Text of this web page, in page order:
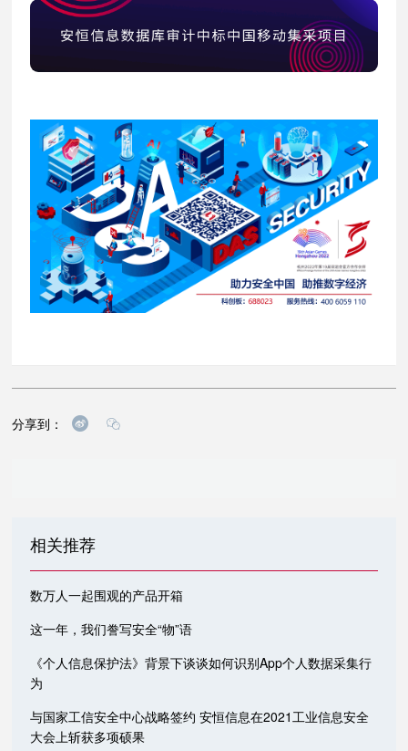
分享到：
相关推荐
数万人一起围观的产品开箱
这一年，我们誊写安全“物”语
《个人信息保护法》背景下谈谈如何识别App个人数据采集行
为
与国家工信安全中心战略签约 安恒信息在2021工业信息安全
大会上斩获多项硕果